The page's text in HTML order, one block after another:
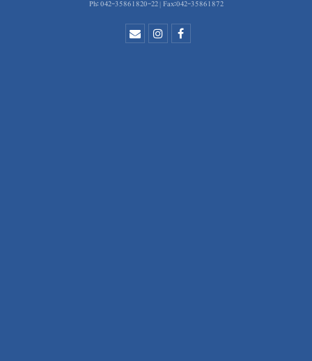
Ph: 042-35861820-22 | Fax:042-35861872